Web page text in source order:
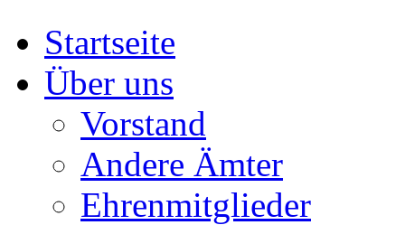
Startseite
Über uns
Vorstand
Andere Ämter
Ehrenmitglieder